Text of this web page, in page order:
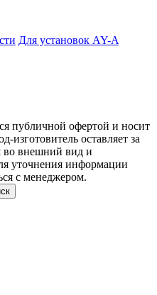
Для установок AY-A
публичной офертой и носит
изготовитель оставляет за
во внешний вид и
уточнения информации
с менеджером.